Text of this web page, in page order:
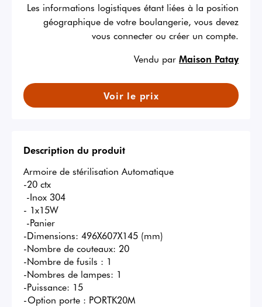
Les informations logistiques étant liées à la position
géographique de votre boulangerie, vous devez
vous connecter ou créer un compte.
Vendu par Maison Patay
Voir le prix
Description du produit
Armoire de stérilisation Automatique
-20 ctx
- 1x15W
-Dimensions: 496X607X145 (mm)
-Nombre de couteaux: 20
-Nombre de fusils : 1
-Nombres de lampes: 1
-Puissance: 15
-Option porte : PORTK20M